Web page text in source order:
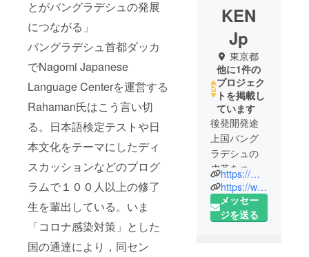
とがバングラデシュの発展
につながる」
バングラデシュ首都ダッカ
でNagomi Japanese
Language Centerを運営する
Rahaman氏はこう言い切
る。日本語検定テストや日
本文化をテーマにしたディ
スカッションなどのプログ
ラムで１００人以上の修了
生を輩出している。いま
「コロナ感染対策」とした
国の通達により，同セン
KEN
Jp
東京都
他に1件の
プロジェク
トを掲載し
ています
後発開発途
上国バング
ラデシュの
皮革をつ
かったアイ
テムの新ブ
ランドの準
https://moshi-leather.com
https://www.gradle.co.jp
メッセー
ジを送る